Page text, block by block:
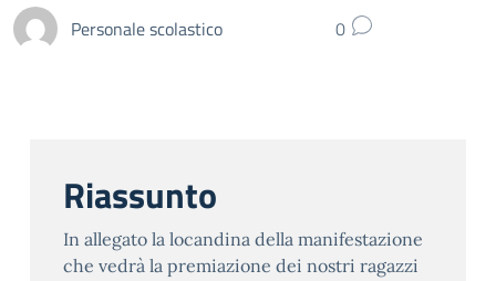
Personale scolastico 0
Riassunto
In allegato la locandina della manifestazione
che vedrà la premiazione dei nostri ragazzi